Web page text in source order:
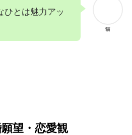
猫
ひとは魅力アッ
望・恋愛観